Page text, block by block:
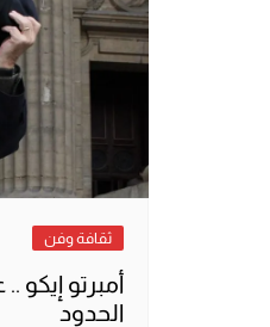
ثقافة وفن
أمبرتو إيكو
الحدود